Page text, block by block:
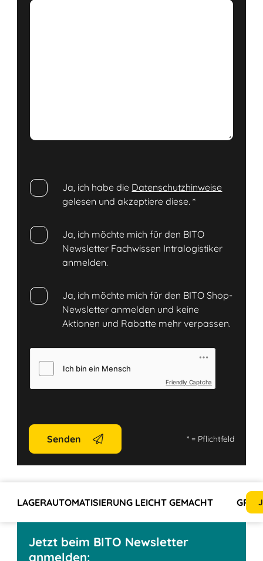
Ja, ich habe die Datenschutzhinweise
gelesen und akzeptiere diese.*
Ja, ich möchte mich für den BITO
Newsletter Fachwissen Intralogistiker
anmelden.
Ja, ich möchte mich für den BITO Shop-
Newsletter anmelden und keine
Aktionen und Rabatte mehr verpassen.
Friendly Captcha
Senden *= Pflichtfeld
LAGERAUTOMATISIERUNG LEICHT GEMACHT
Jetzt beim BITO Newsletter
anmelden: